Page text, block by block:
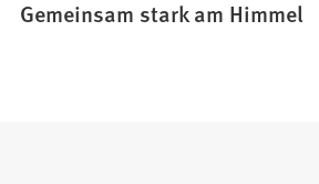
Gemeinsam stark am Himmel